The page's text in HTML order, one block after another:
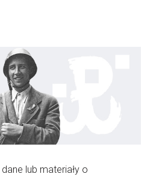
lub materiały o